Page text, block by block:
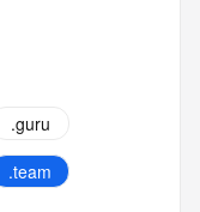
.guru
.team